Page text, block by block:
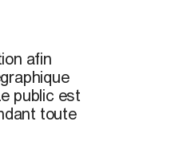
afin
public est
toute